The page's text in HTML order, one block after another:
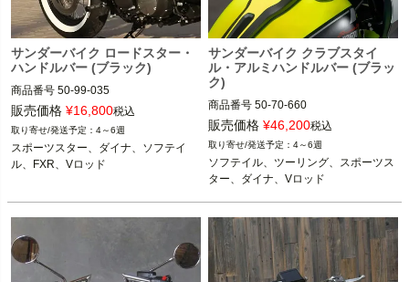
サンダーバイク ロードスター・
ハンドルバー (ブラック)
商品番号 50-99-035
販売価格 ¥16,800税込
4～6週
スポーツスター、ダイナ、ソフテイ
ル、FXR、Vロッド
サンダーバイク クラブスタイ
ル・アルミハンドルバー (ブラッ
ク)
商品番号 50-70-660
販売価格 ¥46,200税込
4～6週
ソフテイル、ツーリング、スポーツス
ター、ダイナ、Vロッド